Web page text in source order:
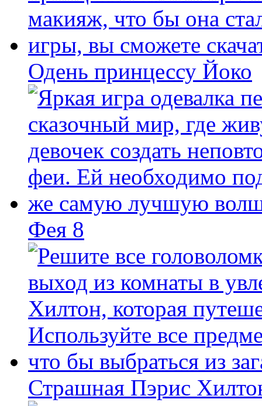
Одень принцессу Йоко
Фея 8
Страшная Пэрис